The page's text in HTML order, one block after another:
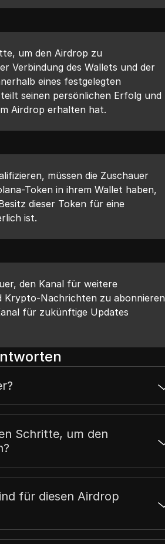
um den Airdrop zu
Verbindung des Wallets und der
eines festgelegten
seinen persönlichen Erfolg und
Airdrop erhalten hat.
müssen die Zuschauer
Token in ihrem Wallet haben,
dieser Token für eine
ist.
den Kanal für weitere
Krypto-Nachrichten zu abonnieren
für zukünftige Updates
Schritte, um den
für diesen Airdrop